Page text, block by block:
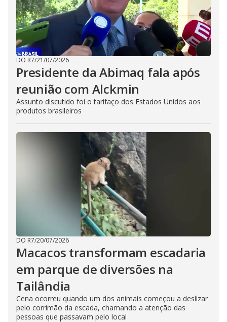
DO R7/21/07/2026
Presidente da Abimaq fala após
reunião com Alckmin
Assunto discutido foi o tarifaço dos Estados Unidos aos
produtos brasileiros
DO R7/20/07/2026
Macacos transformam escadaria
em parque de diversões na
Tailândia
Cena ocorreu quando um dos animais começou a deslizar
pelo corrimão da escada, chamando a atenção das
pessoas que passavam pelo local